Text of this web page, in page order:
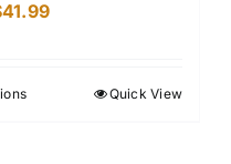
41.99Plage
$33.59
Ce
Quick View